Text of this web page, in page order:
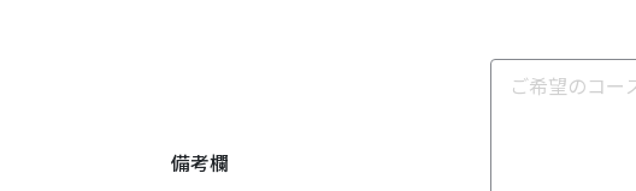
備考欄